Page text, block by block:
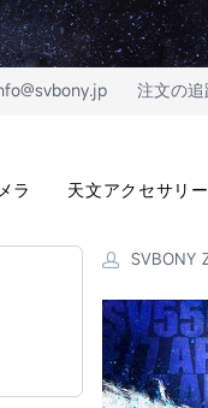
注文の
ラ 天文アクセサリー
SVBONY